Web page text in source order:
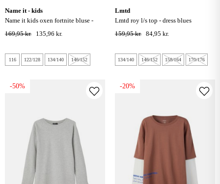
name it - kids
name it kids oxen fortnite bluse -
navy blazer
169,95 kr. 135,96 kr.
116 122/128 134/140 146/152
lmtd
lmtd roy l/s top - dress blues
159,95 kr. 84,95 kr.
134/140 146/152 158/164 170/176
-50% -20%